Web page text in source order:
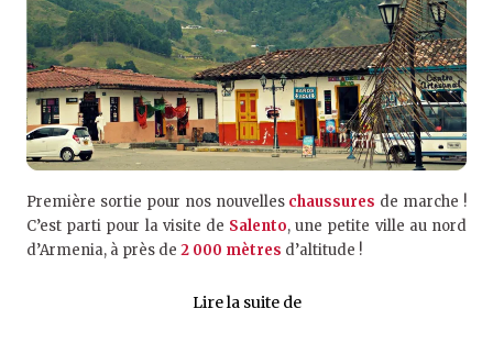
Première sortie pour nos nouvelles chaussures de marche !
C’est parti pour la visite de Salento, une petite ville au nord
d’Armenia, à près de 2 000 mètres d’altitude !
Lire la suite de